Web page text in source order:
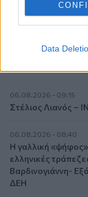
Data
Μείωση
ζητούν οι
Ευρώπη: Μπορεί η
06.08.2026 - 09:15
Στέλιος Λιανός –
06.08.2026 - 08:40
Η γαλλική
ελληνικές
Βαρδινογιάννη-
ΔΕΗ